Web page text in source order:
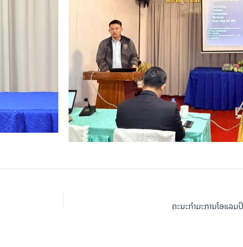
ຄະນະກຳມະການໂອແລ